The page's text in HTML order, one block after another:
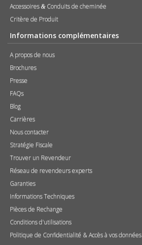
Accessoires & Conduits de cheminée
Critère de Produit
Informations complémentaires
A propos de nous
Brochures
Presse
FAQs
Blog
Carrières
Nous contacter
Stratégie Fiscale
Trouver un Revendeur
Réseau de revendeurs experts
Garanties
Informations Techniques
Pièces de Rechange
Conditions d'utilisations
Politique de Confidentialité & Accès à vos données